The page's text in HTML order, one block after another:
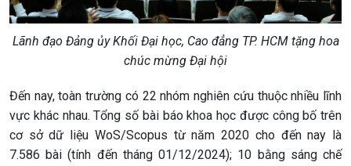
Lãnh đạo Đảng ủy Khối Đại học, Cao đẳng TP. HCM tặng hoa
chúc mừng Đại hội
Đến nay, toàn trường có 22 nhóm nghiên cứu thuộc nhiều lĩnh
vực khác nhau. Tổng số bài báo khoa học được công bố trên
cơ sở dữ liệu WoS/Scopus từ năm 2020 cho đến nay là
7.586 bài (tính đến tháng 01/12/2024); 10 bằng sáng chế